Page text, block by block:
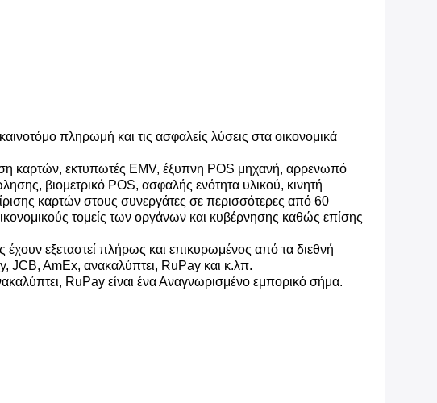
πληρωμή και τις ασφαλείς λύσεις στα οικονομικά
καρτών, εκτυπωτές EMV, έξυπνη POS μηχανή, αρρενωπό
βιομετρικό POS, ασφαλής ενότητα υλικού, κινητή
καρτών στους συνεργάτες σε περισσότερες από 60
τομείς των οργάνων και κυβέρνησης καθώς επίσης
εξεταστεί πλήρως και επικυρωμένος από τα διεθνή
AmEx, ανακαλύπτει, RuPay και κ.λπ.
RuPay είναι ένα Αναγνωρισμένο εμπορικό σήμα.